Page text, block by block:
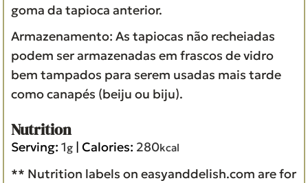
goma da tapioca anterior.
Armazenamento: As tapiocas não recheiadas
podem ser armazenadas em frascos de vidro
bem tampados para serem usadas mais tarde
como canapés (beiju ou biju).
Nutrition
Serving: 1g | Calories: 280kcal
** Nutrition labels on easyanddelish.com are for